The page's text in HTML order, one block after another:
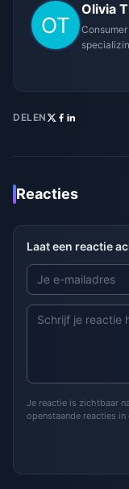
Olivia
DELEN
Reacties
Laat een reactie
Je reactie is zichtbaar
openstaande reacties